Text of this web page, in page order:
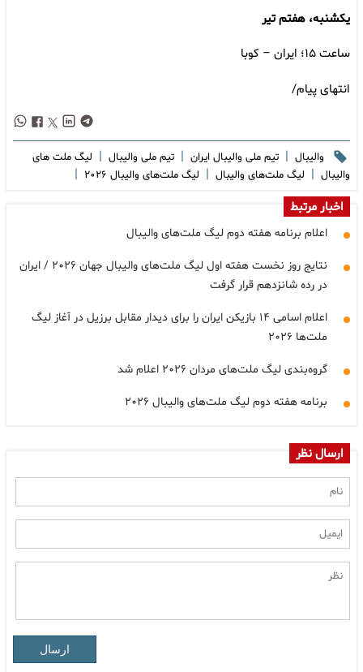
یکشنبه، هفتم تیر
ساعت ۱۵؛ ایران – کوبا
انتهای پیام/
والیبال | تیم ملی والیبال ایران | تیم ملی والیبال | لیگ ملت های
والیبال | لیگ ملت‌های والیبال | لیگ ملت‌های والیبال ۲۰۲۶ |
اخبار مرتبط
اعلام برنامه هفته دوم لیگ ملت‌های والیبال
نتایج روز نخست هفته اول لیگ ملت‌های والیبال جهان ۲۰۲۶ / ایران
در رده شانزدهم قرار گرفت
اعلام اسامی ۱۴ بازیکن ایران را برای دیدار مقابل برزیل در آغاز لیگ
ملت‌ها ۲۰۲۶
گروه‌بندی لیگ ملت‌های مردان ۲۰۲۶ اعلام شد
برنامه هفته دوم لیگ ملت‌های والیبال ۲۰۲۶
ارسال نظر
ارسال